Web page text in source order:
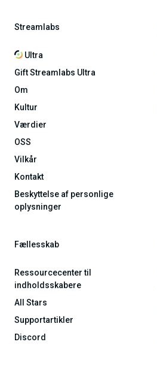
Streamlabs
Ultra
Gift Streamlabs Ultra
Om
Kultur
Værdier
OSS
Vilkår
Kontakt
Beskyttelse af personlige
oplysninger
Fællesskab
Ressourcecenter til
indholdsskabere
All Stars
Supportartikler
Discord